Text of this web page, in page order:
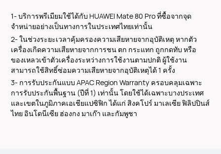
1- บริการพรีเมียมใช้ได้กับ HUAWEI Mate 80 Pro ที่ซื้อจากจุด
จำหน่ายอย่างเป็นทางการในประเทศไทยเท่านั้น
2- ในช่วงระยะเวลาคุ้มครองความเสียหายจากอุบัติเหตุ หากตัว
เครื่องเกิดความเสียหายจากการชน ตก กระแทก ถูกกดทับ หรือ
ของเหลวเข้าตัวเครื่องระหว่างการใช้งานตามปกติ ผู้ใช้งาน
สามารถใช้สิทธิ์ซ่อมความเสียหายจากอุบัติเหตุได้ 1 ครั้ง
3- การรับประกันแบบ APAC Region Warranty ครอบคลุมเฉพาะ
การรับประกันพื้นฐาน (ปีที่ 1) เท่านั้น โดยใช้ได้เฉพาะบางประเทศ
และเขตในภูมิภาคเอเชียแปซิฟิก ได้แก่ สิงคโปร์ มาเลเซีย ฟิลิปปินส์
ไทย อินโดนีเซีย ฮ่องกง มาเก๊า และกัมพูชา